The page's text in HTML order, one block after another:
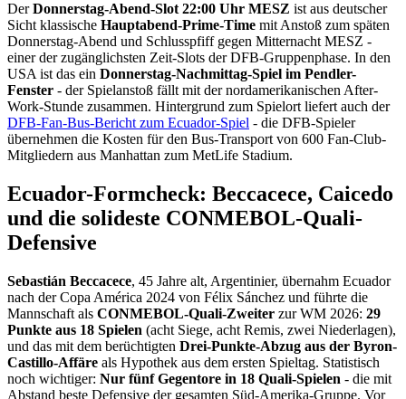
DerDonnerstag-Abend-Slot 22:00 Uhr MESZ ist aus deutscher
Sicht klassische Hauptabend-Prime-Time mit Anstoß zum späten
Donnerstag-Abend und Schlusspfiff gegen Mitternacht MESZ -
einer der zugänglichsten Zeit-Slots der DFB-Gruppenphase. In den
USA ist das ein Donnerstag-Nachmittag-Spiel im Pendler-
Fenster - der Spielanstoß fällt mit der nordamerikanischen After-
Work-Stunde zusammen. Hintergrund zum Spielort liefert auch der
DFB-Fan-Bus-Bericht zum Ecuador-Spiel - die DFB-Spieler
übernehmen die Kosten für den Bus-Transport von 600 Fan-Club-
Mitgliedern aus Manhattan zum MetLife Stadium.
Ecuador-Formcheck: Beccacece, Caicedo
und die solideste CONMEBOL-Quali-
Defensive
Sebastián Beccacece, 45 Jahre alt, Argentinier, übernahm Ecuador
nach der Copa América 2024 von Félix Sánchez und führte die
Mannschaft als CONMEBOL-Quali-Zweiter zur WM 2026: 29
Punkte aus 18 Spielen (acht Siege, acht Remis, zwei Niederlagen),
und das mit dem berüchtigten Drei-Punkte-Abzug aus der Byron-
Castillo-Affäre als Hypothek aus dem ersten Spieltag. Statistisch
noch wichtiger: Nur fünf Gegentore in 18 Quali-Spielen - die mit
Abstand beste Defensive der gesamten Süd-Amerika-Gruppe. Vor